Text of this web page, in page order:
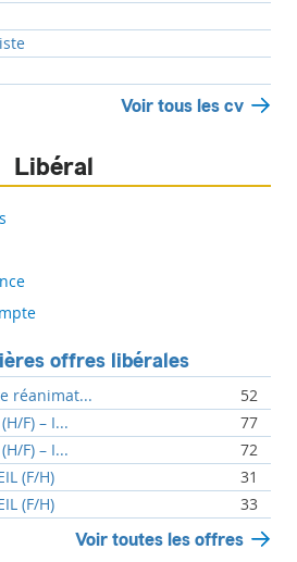
Voir tous les cv
Libéral
offres libérales
réanimat...
52
F) – I...
77
F) – I...
72
(F/H)
31
(F/H)
33
Voir toutes les offres